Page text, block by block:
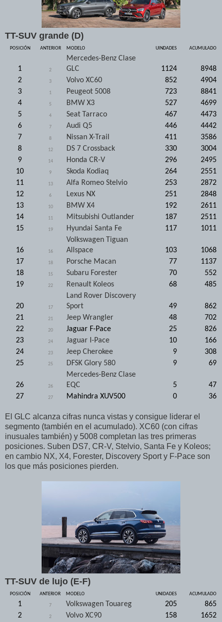
TT-SUV grande (D)
POSICIÓN ANTERIOR MODELO UINDADES ACUMULADO
1 2
Mercedes-Benz Clase
GLC
1124
8948
2
3 Volvo XC60 852
4904
3
1 Peugeot 5008 723
8841
4
5 BMW X3 527
4699
5
4 Seat Tarraco 467
4473
6
7 Audi Q5 446
4442
7
8 Nissan X-Trail 411
3586
8
12 DS 7 Crossback 330
3004
9
14 Honda CR-V 296
2495
10
9 Skoda Kodiaq 264
2551
11
13 Alfa Romeo Stelvio 253
2872
12
6 Lexus NX 251
2848
13
10 BMW X4 192
2611
14
11 Mitsubishi Outlander 187
2511
15
19 Hyundai Santa Fe 117 1011
16 16
Volkswagen Tiguan
Allspace
103
1068
17
18 Porsche Macan 77
1137
18
15 Subaru Forester 70
552
19
22 Renault Koleos 68 485
20 17
Land Rover Discovery
Sport
49
862
21
21 Jeep Wrangler 48
702
22
20 Jaguar F-Pace 25
826
23
24 Jaguar I-Pace 10
166
24
23 Jeep Cherokee 9
308
25
25 DFSK Glory 580 9 69
26 26
Mercedes-Benz Clase
EQC
5
47
27
27 Mahindra XUV500 0 36
El GLC alcanza cifras nunca vistas y consigue liderar el
segmento (también en el acumulado). XC60 (con cifras
inusuales también) y 5008 completan las tres primeras
posiciones. Suben DS7, CR-V, Stelvio, Santa Fe y Koleos;
en cambio NX, X4, Forester, Discovery Sport y F-Pace son
los que más posiciones pierden.
TT-SUV de lujo (E-F)
POSICIÓN ANTERIOR MODELO UNIDADES ACUMULADO
1 7 Volkswagen Touareg 205
865
2
2 Volvo XC90 158
1652